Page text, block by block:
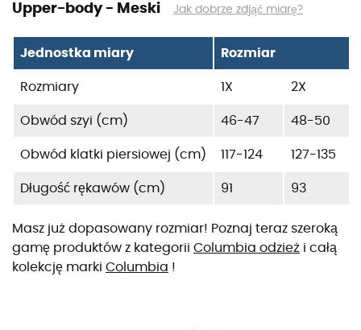
Upper-body - Meski Jak dobrze zdjąć miarę?
Jednostka miary Rozmiar
Rozmiary 1X 2X
Obwód szyi (cm) 46-47 48-50
Obwód klatki piersiowej (cm) 117-124 127-135
Długość rękawów (cm) 91 93
Masz już dopasowany rozmiar! Poznaj teraz szeroką
gamę produktów z kategorii Columbia odzież i całą
kolekcję marki Columbia !